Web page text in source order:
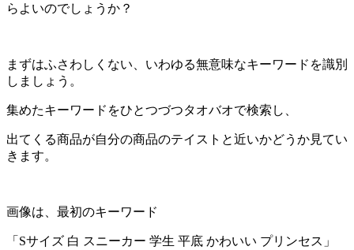
らよいのでしょうか？
まずはふさわしくない、いわゆる無意味なキーワードを識別
しましょう。
集めたキーワードをひとつづつタオバオで検索し、
出てくる商品が自分の商品のテイストと近いかどうか見てい
きます。
画像は、最初のキーワード
「Sサイズ 白 スニーカー 学生 平底 かわいい プリンセス」